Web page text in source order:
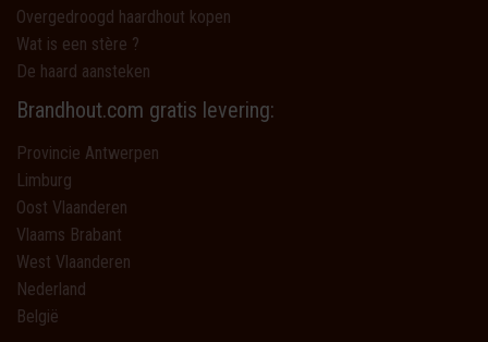
Overgedroogd haardhout kopen
Wat is een stère ?
De haard aansteken
Brandhout.com gratis levering:
Provincie Antwerpen
Limburg
Oost Vlaanderen
Vlaams Brabant
West Vlaanderen
Nederland
België